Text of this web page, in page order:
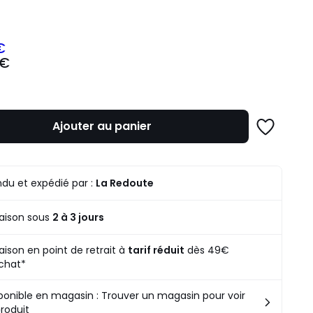
Ajouter au panier
Ajouter
et expédié par : La Redoute
sous 2 à 3 jours
en point de retrait à tarif réduit dès 49€
en magasin : Trouver un magasin pour voir